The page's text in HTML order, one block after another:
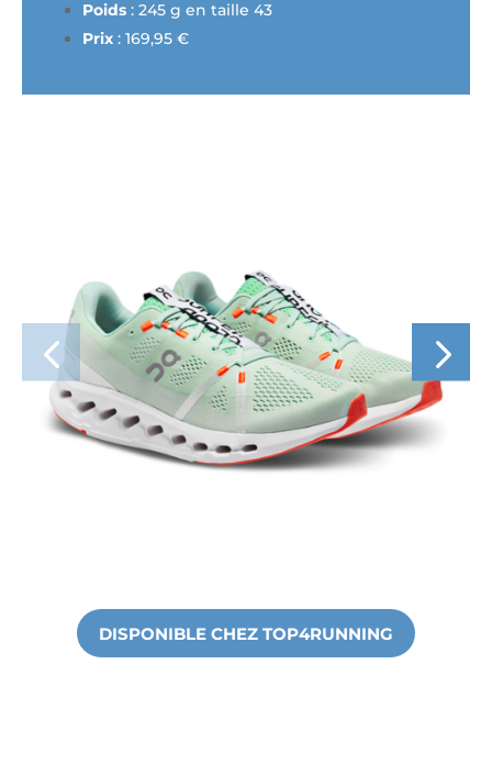
Poids : 245 g en taille 43
Prix: 169,95 €
DISPONIBLE CHEZ TOP4RUNNING